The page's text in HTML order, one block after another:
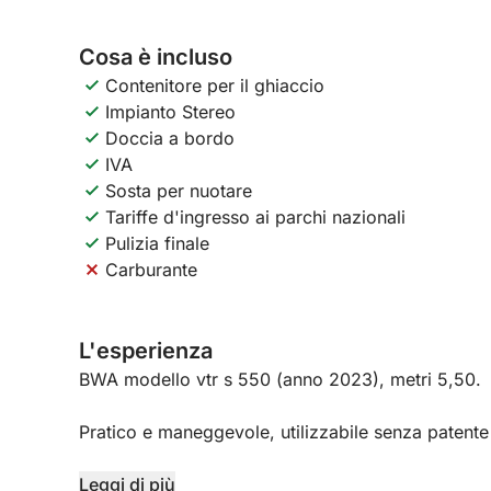
Cosa è incluso
Contenitore per il ghiaccio
Impianto Stereo
Doccia a bordo
IVA
Sosta per nuotare
Tariffe d'ingresso ai parchi nazionali
Pulizia finale
Carburante
L'esperienza
BWA modello vtr s 550 (anno 2023), metri 5,50.
Pratico e maneggevole, utilizzabile senza
Dotato di tutti i confort:
Leggi di più